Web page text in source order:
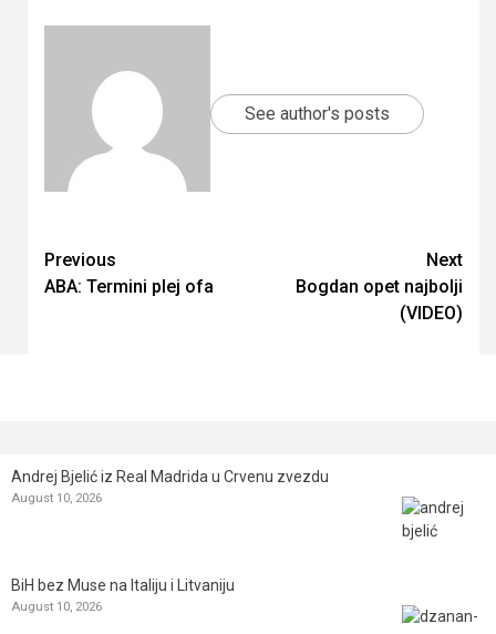
See author's posts
Continue
Reading
Previous
ABA: Termini plej ofa
Next
Bogdan opet najbolji
(VIDEO)
Andrej Bjelić iz Real Madrida u Crvenu zvezdu
August 10, 2026
BiH bez Muse na Italiju i Litvaniju
August 10, 2026